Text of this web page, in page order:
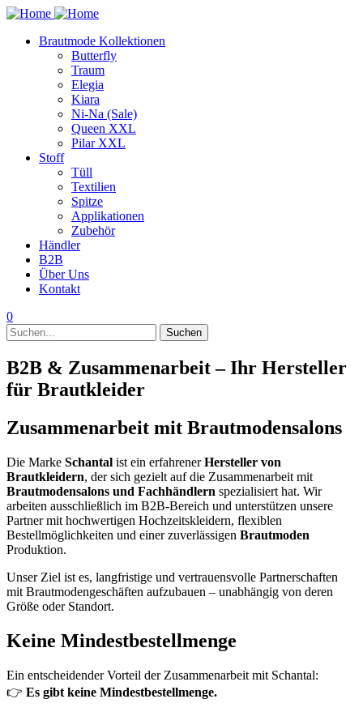
Brautmode Kollektionen
Butterfly
Traum
Elegia
Kiara
Ni-Na (Sale)
Queen XXL
Pilar XXL
Stoff
Tüll
Textilien
Spitze
Applikationen
Zubehör
Händler
B2B
Über Uns
Kontakt
0
Suchen
nach:
Suchen
B2B & Zusammenarbeit – Ihr Hersteller
für Brautkleider
Zusammenarbeit mit Brautmodensalons
Die Marke Schantal ist ein erfahrenerHersteller von
Brautkleidern, der sich gezielt auf die Zusammenarbeit mit
Brautmodensalons und Fachhändlern spezialisiert hat. Wir
arbeiten ausschließlich im B2B-Bereich und unterstützen unsere
Partner mit hochwertigen Hochzeitskleidern, flexiblen
Bestellmöglichkeiten und einer zuverlässigen Brautmoden
Produktion.
Unser Ziel ist es, langfristige und vertrauensvolle Partnerschaften
mit Brautmodengeschäften aufzubauen – unabhängig von deren
Größe oder Standort.
Keine Mindestbestellmenge
Ein entscheidender Vorteil der Zusammenarbeit mit Schantal:
👉 Es gibt keine Mindestbestellmenge.